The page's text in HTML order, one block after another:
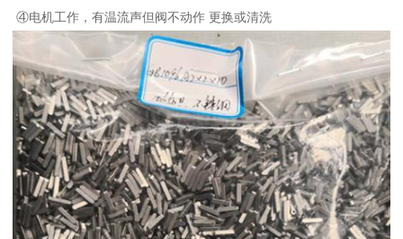
④电机工作，有温流声但阀不动作 更换或清洗